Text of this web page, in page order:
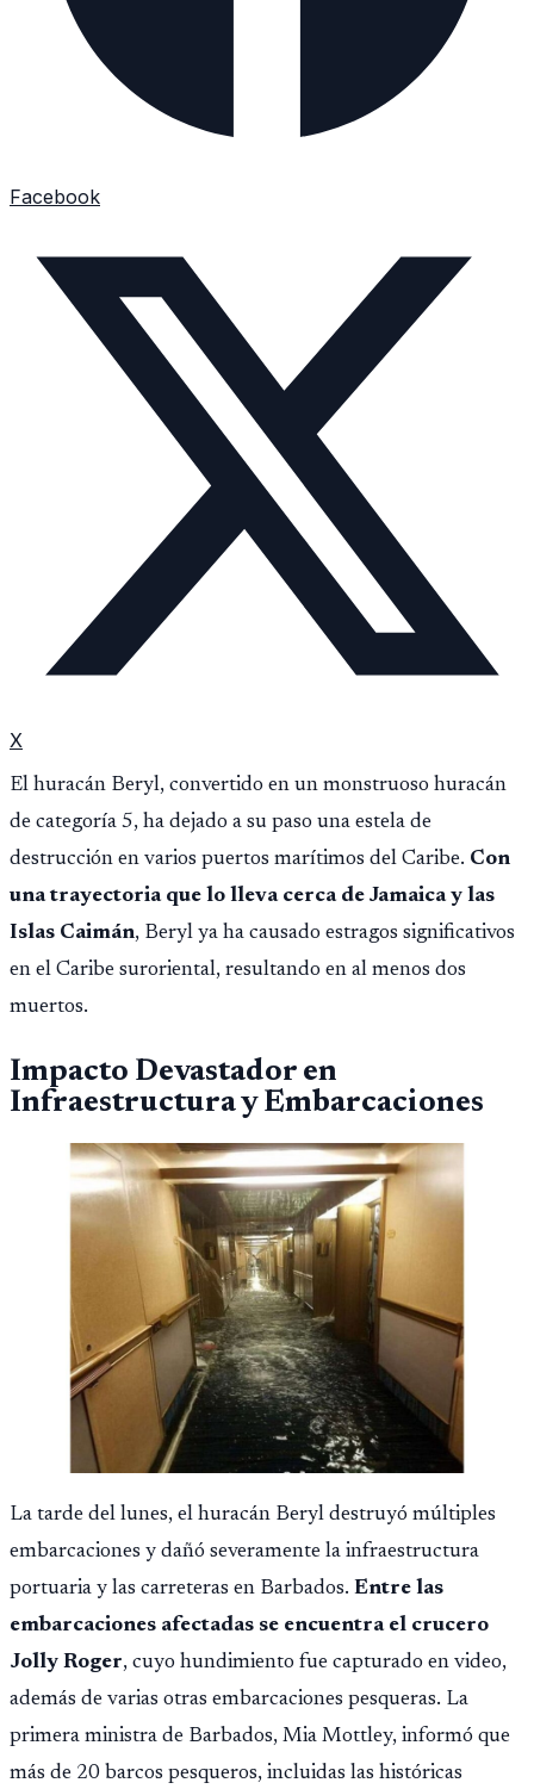
Facebook
X
El huracán Beryl, convertido en un monstruoso huracán
de categoría 5, ha dejado a su paso una estela de
destrucción en varios puertos marítimos del Caribe. Con
una trayectoria que lo lleva cerca de Jamaica y las
Islas Caimán, Beryl ya ha causado estragos significativos
en el Caribe suroriental, resultando en al menos dos
muertos.
Impacto Devastador en
Infraestructura y Embarcaciones
La tarde del lunes, el huracán Beryl destruyó múltiples
embarcaciones y dañó severamente la infraestructura
portuaria y las carreteras en Barbados. Entre las
embarcaciones afectadas se encuentra el crucero
Jolly Roger, cuyo hundimiento fue capturado en video,
además de varias otras embarcaciones pesqueras. La
primera ministra de Barbados, Mia Mottley, informó que
más de 20 barcos pesqueros, incluidas las históricas